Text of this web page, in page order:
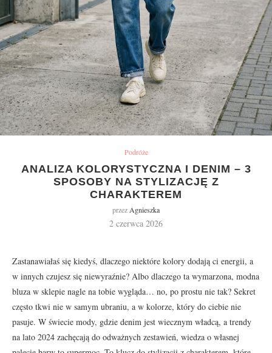
Podróże
ANALIZA KOLORYSTYCZNA I DENIM – 3
SPOSOBY NA STYLIZACJĘ Z
CHARAKTEREM
przez Agnieszka
2 czerwca 2026
Zastanawiałaś się kiedyś, dlaczego niektóre kolory dodają ci energii, a
w innych czujesz się niewyraźnie? Albo dlaczego ta wymarzona, modna
bluza w sklepie nagle na tobie wygląda… no, po prostu nie tak? Sekret
często tkwi nie w samym ubraniu, a w kolorze, który do ciebie nie
pasuje. W świecie mody, gdzie denim jest wiecznym władcą, a trendy
na lato 2024 zachęcają do odważnych zestawień, wiedza o własnej